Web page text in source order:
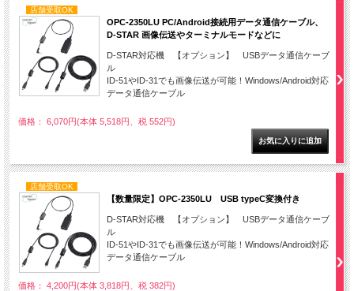
店舗受取OK
OPC-2350LU PC/Android接続用データ通信ケーブル、
D-STAR 画像伝送やターミナルモードなどに
D-STAR対応機 【オプション】 USBデータ通信ケーブ
ル
ID-51やID-31でも画像伝送が可能！Windows/Android対応
データ通信ケーブル
価格： 6,070円(本体 5,518円、税 552円)
店舗受取OK
【数量限定】OPC-2350LU USB typeC変換付き
D-STAR対応機 【オプション】 USBデータ通信ケーブ
ル
ID-51やID-31でも画像伝送が可能！Windows/Android対応
データ通信ケーブル
価格： 4,200円(本体 3,818円、税 382円)